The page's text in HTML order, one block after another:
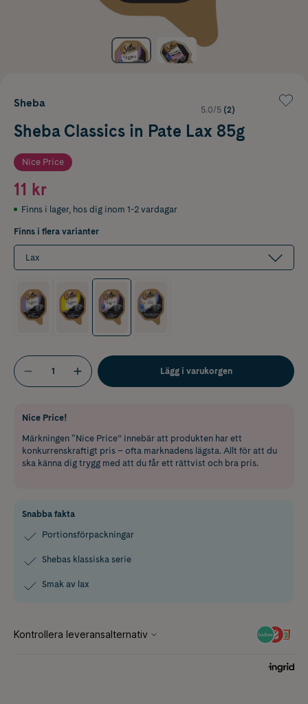
Sheba
5.0/5 (2)
Sheba Classics in Pate Lax 85g
Nice Price
11 kr
Finns i lager, hos dig inom 1-2 vardagar
Finns i flera varianter
Lax
Lägg i varukorgen
Nice Price!
Märkningen “Nice Price” innebär att produkten har ett
konkurrenskraftigt pris – ofta marknadens lägsta. Allt för att du
ska känna dig trygg med att du får ett rättvist och bra pris.
Snabba fakta
Portionsförpackningar
Shebas klassiska serie
Smak av lax